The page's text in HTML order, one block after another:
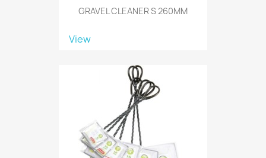
GRAVEL CLEANER S 260MM
View